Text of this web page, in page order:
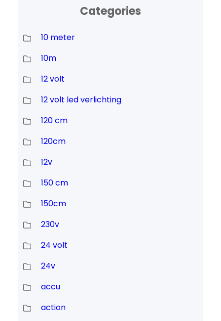
Categories
10 meter
10m
12 volt
12 volt led verlichting
120 cm
120cm
12v
150 cm
150cm
230v
24 volt
24v
accu
action